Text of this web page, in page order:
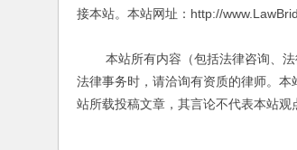
接本站。本站网址：http://
本站所有内容（包括法律咨询、法
法律事务时，请洽询有资质的律师。
站所载投稿文章，其言论不代表本站观